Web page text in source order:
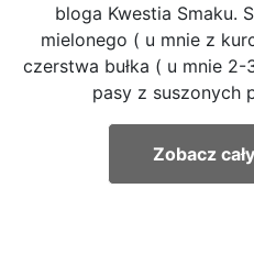
bloga Kwestia Smaku.
mielonego ( u mnie z
czerstwa bułka ( u mnie 2-
pasy z suszonych
Zobacz